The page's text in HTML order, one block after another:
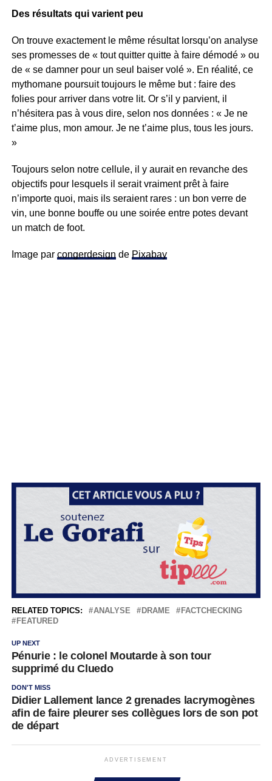
Des résultats qui varient peu
On trouve exactement le même résultat lorsqu’on analyse
ses promesses de « tout quitter quitte à faire démodé » ou
de « se damner pour un seul baiser volé ». En réalité, ce
mythomane poursuit toujours le même but : faire des
folies pour arriver dans votre lit. Or s’il y parvient, il
n’hésitera pas à vous dire, selon nos données : « Je ne
t’aime plus, mon amour. Je ne t’aime plus, tous les jours.
»
Toujours selon notre cellule, il y aurait en revanche des
objectifs pour lesquels il serait vraiment prêt à faire
n’importe quoi, mais ils seraient rares : un bon verre de
vin, une bonne bouffe ou une soirée entre potes devant
un match de foot.
Image par congerdesign de Pixabay
RELATED TOPICS: ANALYSE DRAME
FACTCHECKING
FEATURED
UP NEXT
Pénurie : le colonel Moutarde à son tour
supprimé du Cluedo
DON'T MISS
Didier Lallement lance 2 grenades lacrymogènes
afin de faire pleurer ses collègues lors de son pot
de départ
ADVERTISEMENT